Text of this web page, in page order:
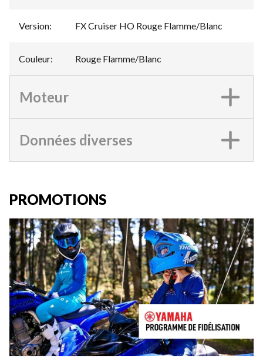
Version: FX Cruiser HO Rouge Flamme/Blanc
Couleur: Rouge Flamme/Blanc
Moteur
Données diverses
PROMOTIONS